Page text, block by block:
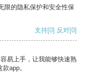
限的隐私保护和安全性保
支持[0] 反对[0]
易上手，让我能够快速熟
app。